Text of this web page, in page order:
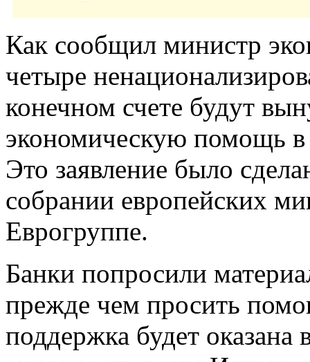
Как сообщил министр
четыре
конечном счете будут
экономическую помощь
Это заявление было
собрании европейских
Еврогруппе.
Банки попросили
прежде чем просить
поддержка будет оказана